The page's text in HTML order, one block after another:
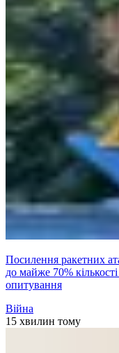
Посилення ракетних
до майже 70%
опитування
Війна
15 хвилин тому